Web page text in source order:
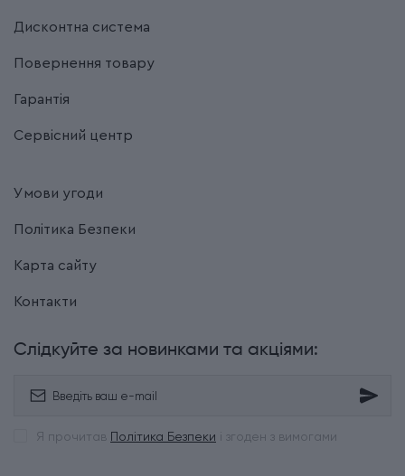
Дисконтна система
Повернення товару
Гарантія
Сервісний центр
Умови угоди
Політика Безпеки
Карта сайту
Контакти
Слідкуйте за новинками та акціями:
Я прочитав Політика Безпеки і згоден з вимогами